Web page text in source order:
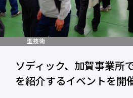
型技術
ソディック、加賀事業所
を紹介するイベントを開